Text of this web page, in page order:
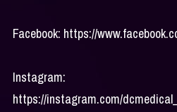
Facebook: https://
Instagram:
https://instagram.com/